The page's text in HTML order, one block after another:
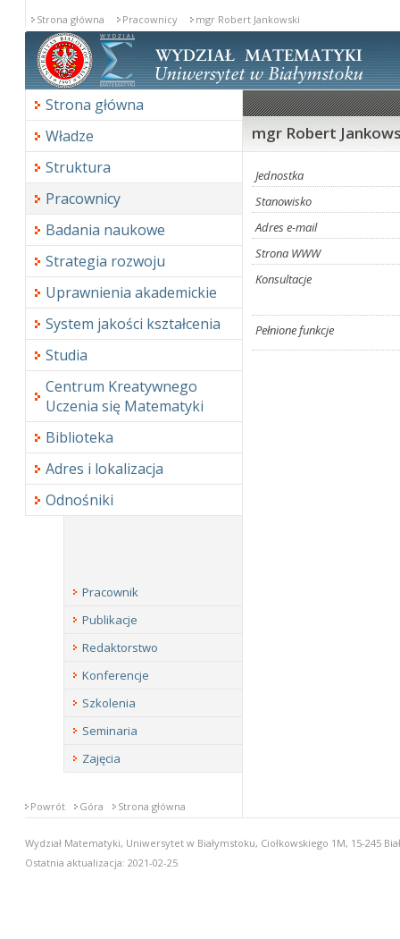
Strona główna Pracownicy mgr Robert Jankowski
Strona główna
Władze
Struktura
Pracownicy
Badania naukowe
Strategia rozwoju
Uprawnienia akademickie
System jakości kształcenia
Studia
Centrum Kreatywnego
Uczenia się Matematyki
Biblioteka
Adres i lokalizacja
Odnośniki
mgr Robert
Jednostka
Stanowisko
Adres e-mail
Strona WWW
Konsultacje
Pełnione funkcje
Pracownik
Publikacje
Redaktorstwo
Konferencje
Szkolenia
Seminaria
Zajęcia
Powrót Góra Strona główna
Wydział Matematyki, Uniwersytet w Białymstoku, Ciołkowskiego 1M, 15-245
Ostatnia aktualizacja: 2021-02-25